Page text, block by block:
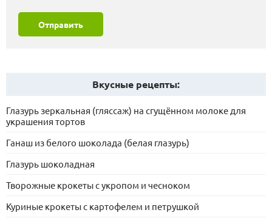
Отправить
Вкусные рецепты:
Глазурь зеркальная (гляссаж) на сгущённом молоке для
украшения тортов
Ганаш из белого шоколада (белая глазурь)
Глазурь шоколадная
Творожные крокеты с укропом и чесноком
Куриные крокеты с картофелем и петрушкой